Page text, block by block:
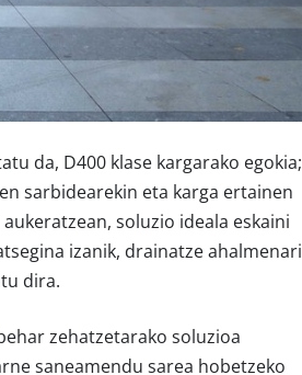
da, D400 klase kargarako egokia;
sarbidearekin eta karga ertainen
soluzio ideala eskaini
izanik, drainatze ahalmenari
dira.
zehatzetarako soluzioa
saneamendu sarea hobetzeko